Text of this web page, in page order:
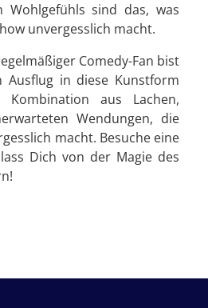
Wohlgefühls sind das, was
unvergesslich macht.
Comedy-Fan bist
Ausflug in diese Kunstform
aus Lachen,
Wendungen, die
macht. Besuche eine
Dich von der Magie des